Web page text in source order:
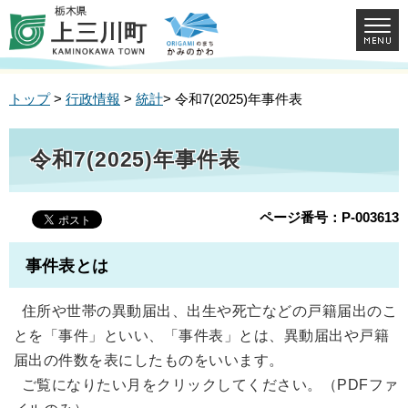
トップ> 行政情報 > 統計> 令和7(2025)年事件表
令和7(2025)年事件表
ページ番号：P-003613
事件表とは
住所や世帯の異動届出、出生や死亡などの戸籍届出のこ
とを「事件」といい、「事件表」とは、異動届出や戸籍
届出の件数を表にしたものをいいます。
ご覧になりたい月をクリックしてください。（PDFファ